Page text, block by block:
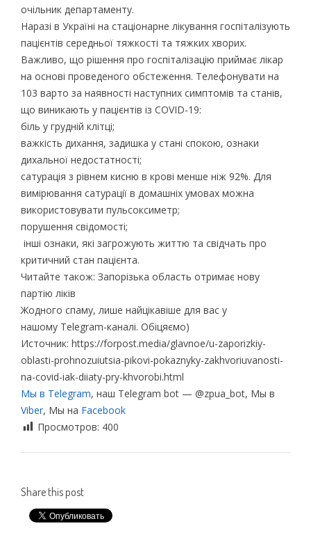
очільник департаменту.
Наразі в Україні на стаціонарне лікування госпіталізують
пацієнтів середньої тяжкості та тяжких хворих.
Важливо, що рішення про госпіталізацію приймає лікар
на основі проведеного обстеження. Телефонувати на
103 варто за наявності наступних симптомів та станів,
що виникають у пацієнтів із COVID-19:
біль у грудній клітці;
важкість дихання, задишка у стані спокою, ознаки
дихальної недостатності;
сатурація з рівнем кисню в крові менше ніж 92%. Для
вимірювання сатурації в домашніх умовах можна
використовувати пульсоксиметр;
порушення свідомості;
інші ознаки, які загрожують життю та свідчать про
критичний стан пацієнта.
Читайте також: Запорізька область отримає нову
партію ліків
Жодного спаму, лише найцікавіше для вас у
нашому Telegram-каналі. Обіцяємо)
Источник: https://forpost.media/glavnoe/u-zaporizkiy-
oblasti-prohnozuiutsia-pikovi-pokaznyky-zakhvoriuvanosti-
na-covid-iak-diiaty-pry-khvorobi.html
Мы в Telegram, наш Telegram bot — @zpua_bot, Мы в
Viber, Мы на Facebook
Просмотров: 400
Share this post